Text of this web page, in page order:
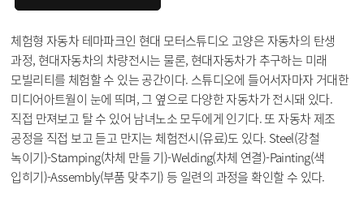
체험형 자동차 테마파크인 현대 모터스튜디오 고양은 자동차의 탄생
과정, 현대자동차의 차량전시는 물론, 현대자동차가 추구하는 미래
모빌리티를 체험할 수 있는 공간이다. 스튜디오에 들어서자마자 거대한
미디어아트월이 눈에 띄며, 그 옆으로 다양한 자동차가 전시돼 있다.
직접 만져보고 탈 수 있어 남녀노소 모두에게 인기다. 또 자동차 제조
공정을 직접 보고 듣고 만지는 체험전시(유료)도 있다. Steel(강철
녹이기)-Stamping(차체 만들 기)-Welding(차체 연결)-Painting(색
입히기)-Assembly(부품 맞추기) 등 일련의 과정을 확인할 수 있다.